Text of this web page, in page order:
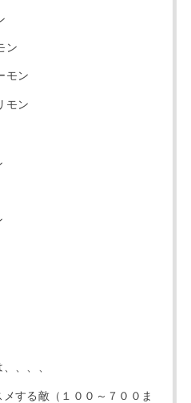
ン
モン
モン
、、、
する敵（１００～７００ま